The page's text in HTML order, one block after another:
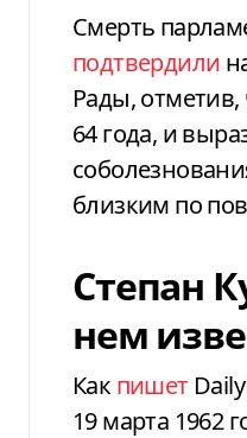
Смерть
подтвердили
Рады, отметив,
64 года, и
близким по
Степан
нем
Как пишет
19 марта 1962